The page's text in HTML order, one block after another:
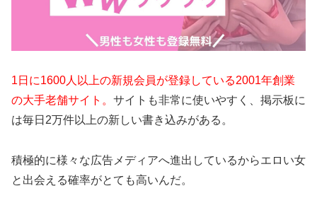
1日に1600人以上の新規会員が登録している2001年創業
の大手老舗サイト。 サイトも非常に使いやすく、掲示板に
は毎日2万件以上の新しい書き込みがある。
積極的に様々な広告メディアへ進出しているからエロい女
と出会える確率がとても高いんだ。